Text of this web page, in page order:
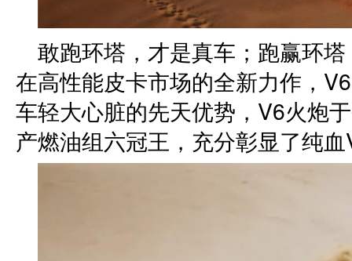
敢跑环塔，才是真车；跑赢环
在高性能皮卡市场的全新力作，
车轻大心脏的先天优势，V6火炮
产燃油组六冠王，充分彰显了纯